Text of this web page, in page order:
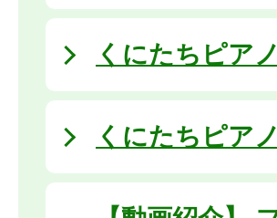
くにたちピア
くにたちピア